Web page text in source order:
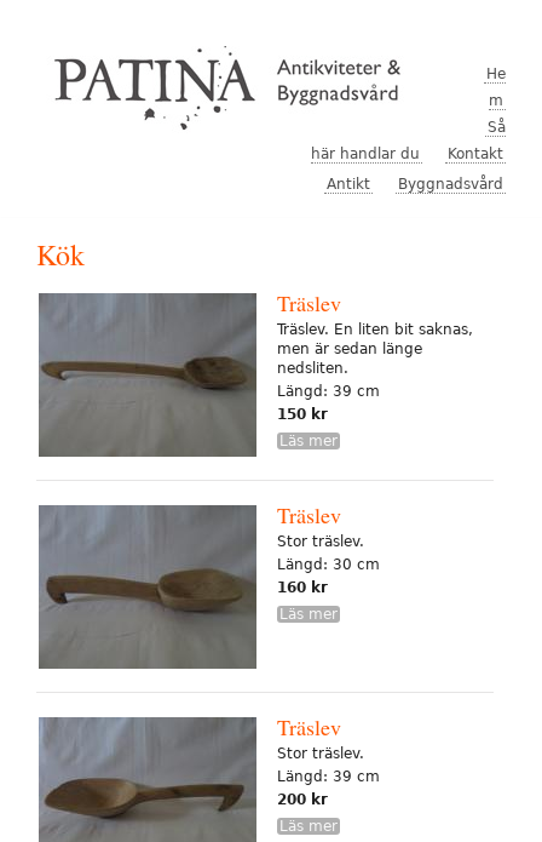
He
m
Så
här handlar du
Kontakt
Antikt
Byggnadsvård
Kök
Träslev
Träslev. En liten bit saknas,
men är sedan länge
nedsliten.
Längd: 39 cm
150 kr
Läs mer
Träslev
Stor träslev.
Längd: 30 cm
160 kr
Läs mer
Träslev
Stor träslev.
Längd: 39 cm
200 kr
Läs mer